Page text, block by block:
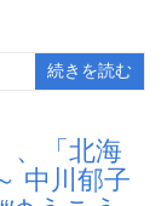
続きを読む
、「北海
中川郁子